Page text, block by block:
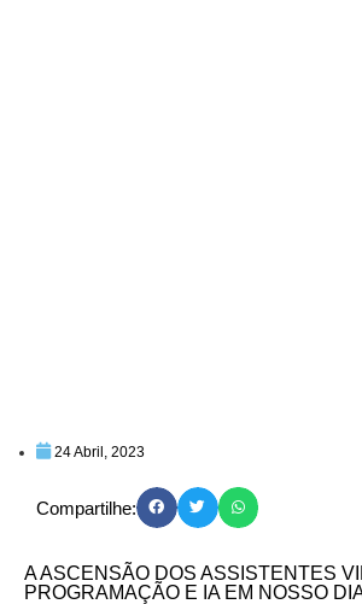
24 Abril, 2023
Compartilhe:
A ASCENSÃO DOS ASSISTENTES
PROGRAMAÇÃO E IA EM NOSSO